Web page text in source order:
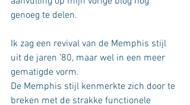
genoeg te delen.
Ik zag een revival van de Memphis stijl
uit de jaren ’80, maar wel in een meer
gematigde vorm.
De Memphis stijl kenmerkte zich door te
breken met de strakke functionele